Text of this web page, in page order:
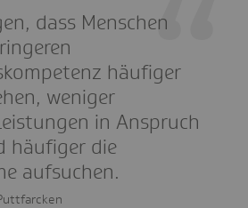
dass Menschen
häufiger
weniger
in Anspruch
häufiger die
aufsuchen.